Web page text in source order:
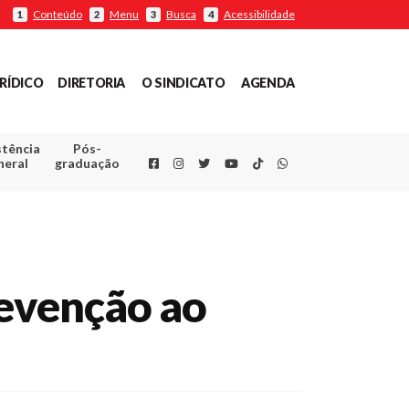
1 Conteúdo 2 Menu 3 Busca 4 Acessibilidade
DIRETORIA O SINDICATO AGENDA
Pós-
graduação
FacebookInstagram
TwitterYoutube
TikTokWhatsapp
ao